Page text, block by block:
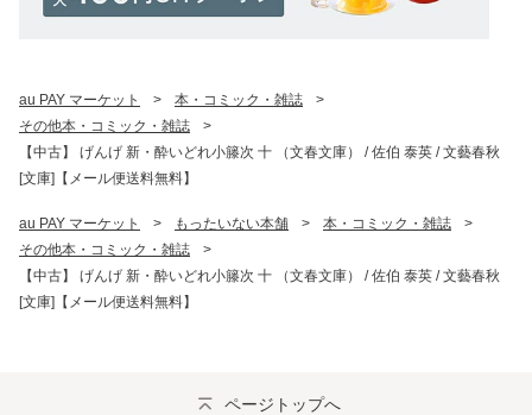
au PAY マーケット > 本・コミック・雑誌
>
その他本・コミック・雑誌
>
【中古】 げんげ 新・酔いどれ小籐次 十 （文春文庫） / 佐伯 泰英 / 文藝春秋
[文庫]【メール便送料無料】
au PAY マーケット > もったいない本舗 > 本・コミック・雑誌
>
その他本・コミック・雑誌
>
【中古】 げんげ 新・酔いどれ小籐次 十 （文春文庫） / 佐伯 泰英 / 文藝春秋
[文庫]【メール便送料無料】
ページトップへ